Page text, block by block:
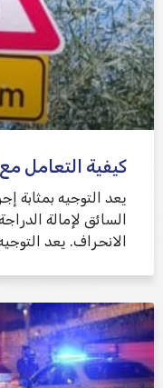
كيفية التعامل
يعد التوجيه بمثابة
السائق لإمالة
الانحراف. يعد